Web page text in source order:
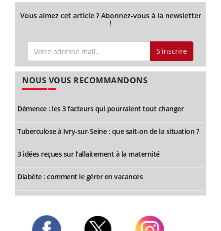
Vous aimez cet article ? Abonnez-vous à la newsletter
!
S'inscrire
NOUS VOUS RECOMMANDONS
Démence : les 3 facteurs qui pourraient tout changer
Tuberculose à Ivry-sur-Seine : que sait-on de la situation ?
3 idées reçues sur l’allaitement à la maternité
Diabète : comment le gérer en vacances